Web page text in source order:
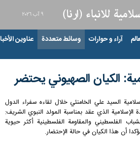
٩ آب ٢٠٢٦
آراء و حوارات وسائط متعددة عناوين
الكيان الصهيوني يحتضر
السيد علي الخامنئي خلال لقاءه سفراء الدول
الإسلامية الذي عقد بمناسبة المولد النبوي الشريف:
الفلسطيني والمقاومة الفلسطينية أكثر حيوية
أن هذا الکیان في حالة الإحتضار.